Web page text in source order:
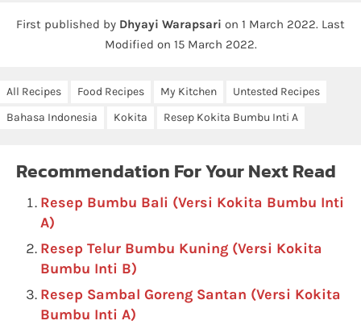
First published by Dhyayi Warapsari on 1 March 2022. Last
Modified on 15 March 2022.
All Recipes Food Recipes My Kitchen
Untested Recipes
Bahasa Indonesia
Kokita Resep Kokita Bumbu Inti A
Recommendation For Your Next Read
Resep Bumbu Bali (Versi Kokita Bumbu Inti
A)
Resep Telur Bumbu Kuning (Versi Kokita
Bumbu Inti B)
Resep Sambal Goreng Santan (Versi Kokita
Bumbu Inti A)